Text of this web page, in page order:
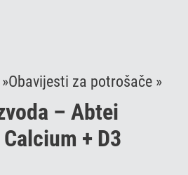
Obavijesti za potrošače »
– Abtei
+ D3